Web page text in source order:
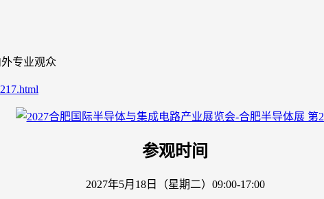
专业观众
参观时间
2027年5月18日（星期二）09:00-17:00